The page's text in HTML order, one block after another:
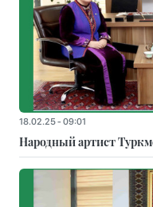
18.02.25 - 09:01
Народный артист